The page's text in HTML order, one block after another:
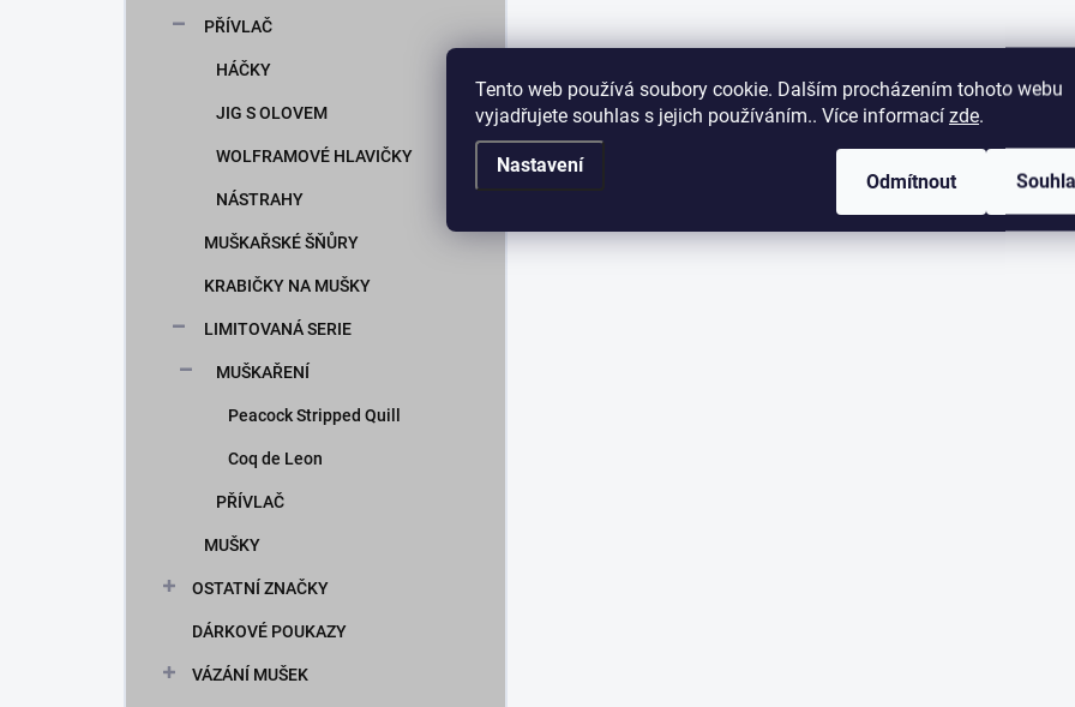
Tento web používá soubory cookie. Dalším procházením tohoto webu
vyjadřujete souhlas s jejich používáním.. Více informací zde.
Nastavení
Odmítnout
PŘÍVLAČ
HÁČKY
JIG S OLOVEM
WOLFRAMOVÉ HLAVIČKY
NÁSTRAHY
MUŠKAŘSKÉ ŠŇŮRY
KRABIČKY NA MUŠKY
LIMITOVANÁ SERIE
MUŠKAŘENÍ
Peacock Stripped Quill
Coq de Leon
PŘÍVLAČ
MUŠKY
OSTATNÍ ZNAČKY
DÁRKOVÉ POUKAZY
VÁZÁNÍ MUŠEK